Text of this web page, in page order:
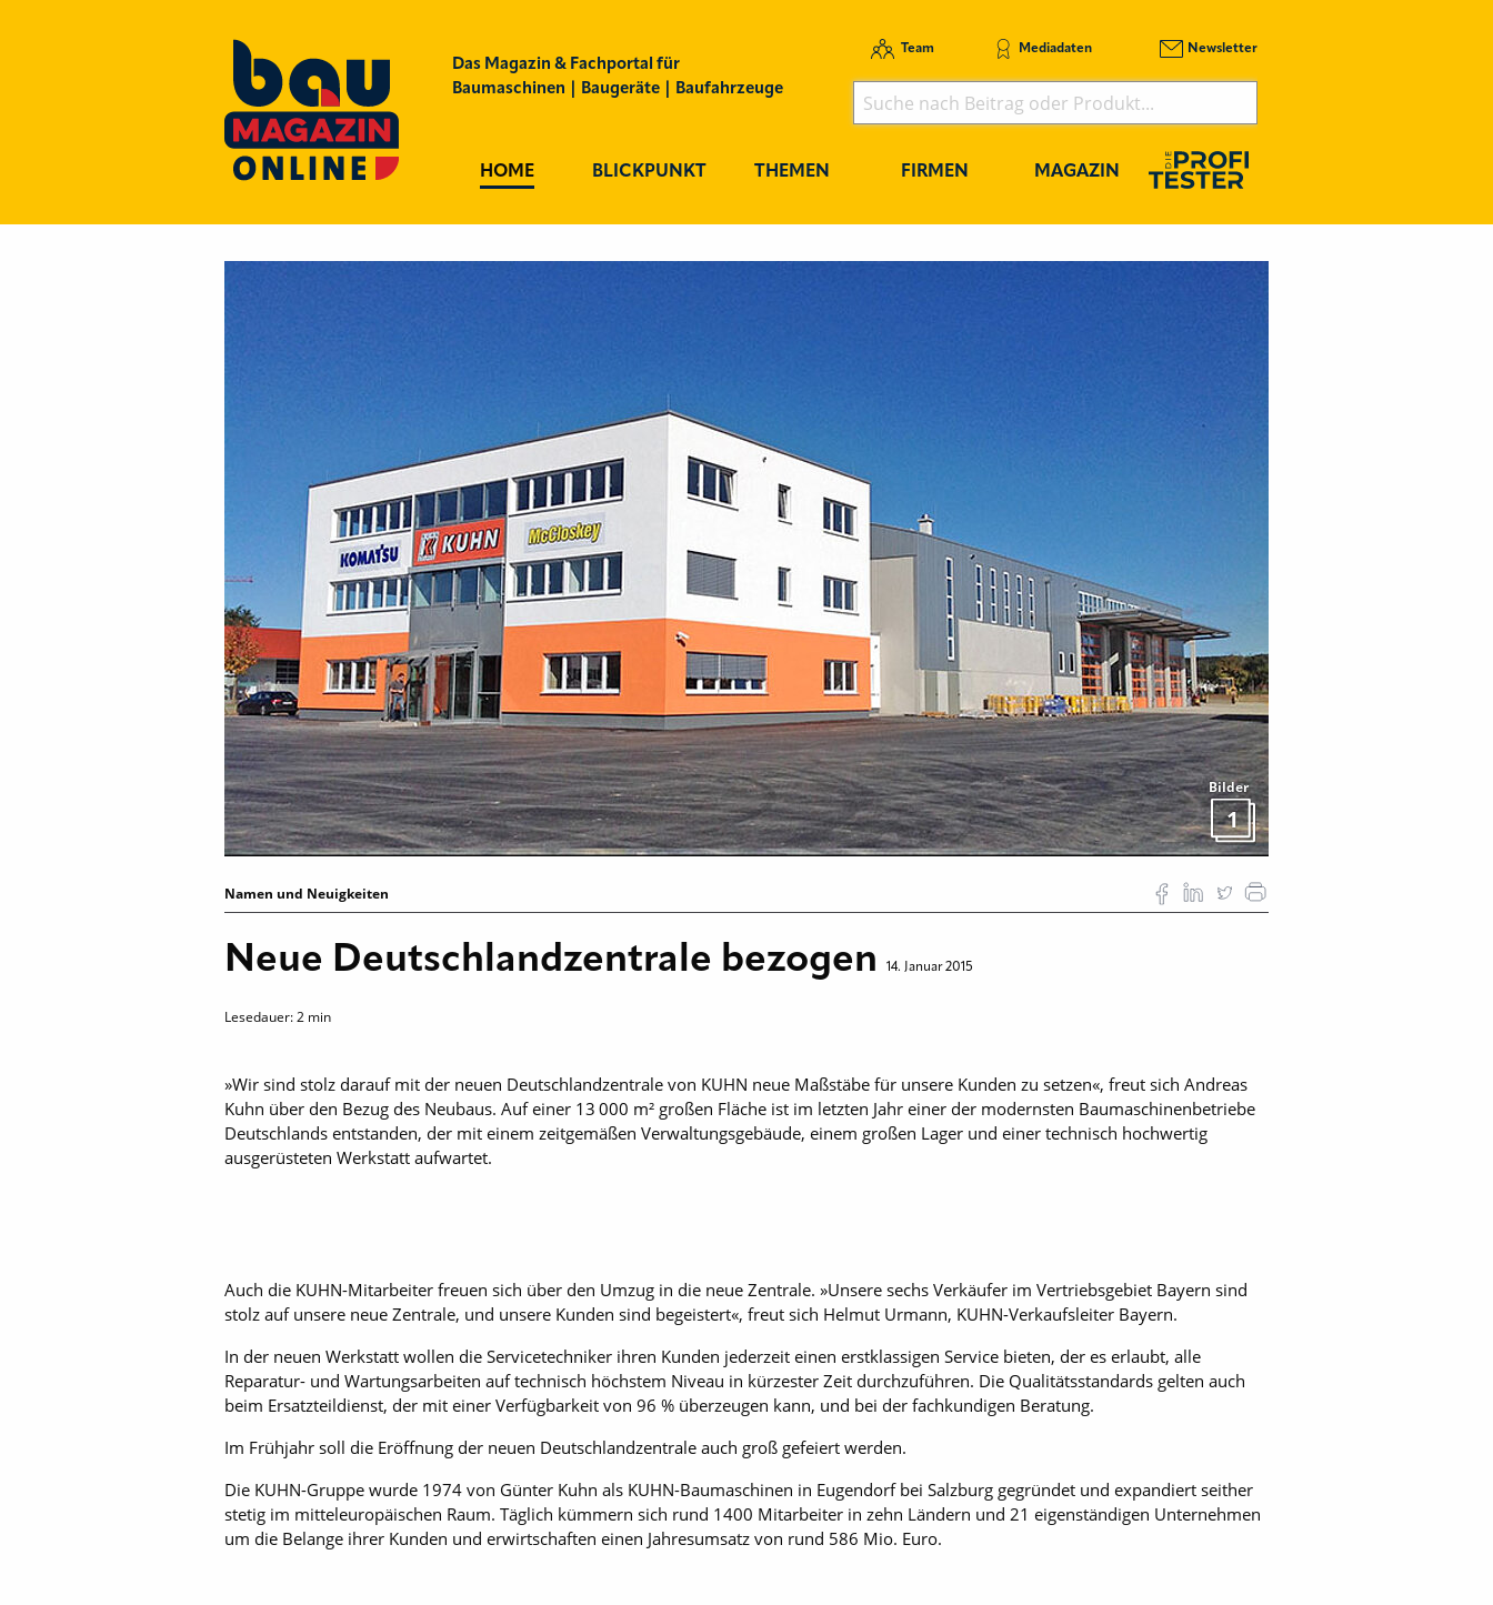
Das Magazin & Fachportal für
Baumaschinen | Baugeräte | Baufahrzeuge
Team Mediadaten Newsletter
HOME BLICKPUNKT THEMEN FIRMEN MAGAZIN
Bilder
1
Namen und Neuigkeiten
Neue Deutschlandzentrale bezogen 14. Januar 2015
Lesedauer:2 min
»Wir sind stolz darauf mit der neuen Deutschlandzentrale von KUHN neue Maßstäbe für unsere Kunden zu setzen«, freut sich Andreas
Kuhn über den Bezug des Neubaus. Auf einer 13 000 m² großen Fläche ist im letzten Jahr einer der moderns­ten Baumaschinenbetriebe
Deutschlands entstanden, der mit einem zeitgemäßen Verwaltungs­gebäude, einem großen Lager und einer technisch hochwertig
ausgerüsteten Werkstatt aufwartet.
Auch die KUHN-Mitarbeiter freuen sich über den Umzug in die neue Zentrale. »Unsere sechs Verkäufer im Vertriebsgebiet Bayern sind
stolz auf unsere neue Zentrale, und unsere Kunden sind begeistert«, freut sich Helmut Urmann, KUHN-Verkaufsleiter Bayern.
In der neuen Werkstatt wollen die Servicetechniker ihren Kunden jederzeit einen erstklassigen Service bieten, der es erlaubt, alle
Reparatur- und Wartungsarbeiten auf technisch höchstem Niveau in kürzester Zeit durchzuführen. Die Qualitätsstandards gelten auch
beim Ersatzteildienst, der mit einer Verfügbarkeit von 96 % überzeugen kann, und bei der fachkundigen Beratung.
Im Frühjahr soll die Eröffnung der neuen Deutschlandzentrale auch groß gefeiert werden.
Die KUHN-Gruppe wurde 1974 von Günter Kuhn als KUHN-Baumaschinen in Eugendorf bei Salzburg gegründet und expandiert seither
stetig im mitteleuropäischen Raum. Täglich kümmern sich rund 1400 Mitarbeiter in zehn Ländern und 21 eigenständigen Unternehmen
um die Belange ihrer Kunden und erwirtschaften einen Jahresumsatz von rund 586 Mio. Euro.